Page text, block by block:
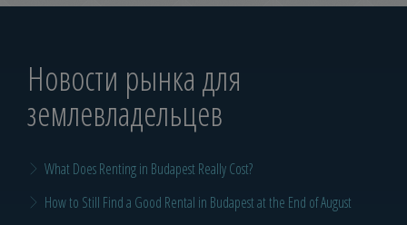
Новости рынка для
землевладельцев
What Does Renting in Budapest Really Cost?
How to Still Find a Good Rental in Budapest at the End of August